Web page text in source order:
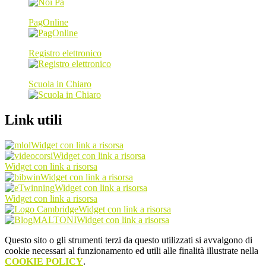
PagOnline
Registro elettronico
Scuola in Chiaro
Link utili
Widget con link a risorsa
Widget con link a risorsa
Widget con link a risorsa
Widget con link a risorsa
Widget con link a risorsa
Widget con link a risorsa
Widget con link a risorsa
Widget con link a risorsa
Questo sito o gli strumenti terzi da questo utilizzati si avvalgono di
cookie necessari al funzionamento ed utili alle finalità illustrate nella
COOKIE POLICY.